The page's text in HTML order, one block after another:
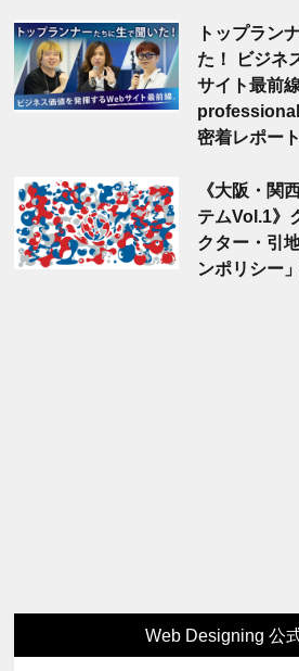
トップラン
た！ ビジネ
サイト最前
密着レポート
《大阪・関
テムVol.1》
クター・引
ンポリシー
Web Designing 公